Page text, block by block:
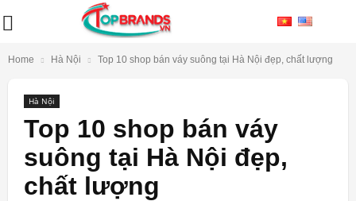
Home Hà Nội Top 10 shop bán váy suông tại Hà Nội đẹp, chất lượng
Hà Nội
Top 10 shop bán váy
suông tại Hà Nội đẹp,
chất lượng